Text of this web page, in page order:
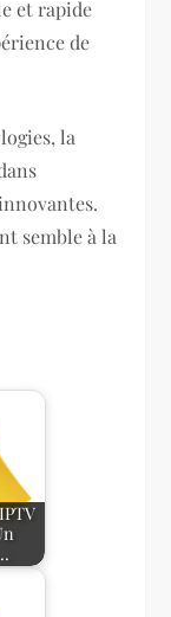
et rapide
de
la
semble à la